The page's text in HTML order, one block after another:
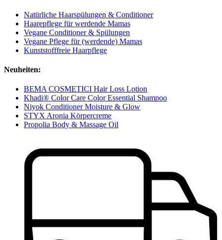
Natürliche Haarspülungen & Conditioner
Haarepflege für werdende Mamas
Vegane Conditioner & Spülungen
Vegane Pflege für (werdende) Mamas
Kunststofffreie Haarpflege
Neuheiten:
BEMA COSMETICI Hair Loss Lotion
Khadi® Color Care Color Essential Shampoo
Niyok Conditioner Moisture & Glow
STYX Aronia Körpercreme
Propolia Body & Massage Oil